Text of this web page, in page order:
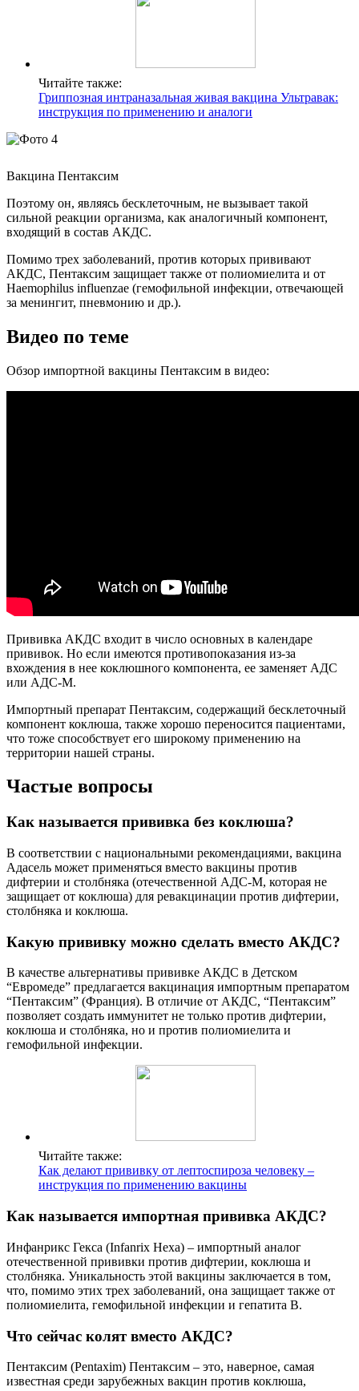
Читайте также:
Гриппозная интраназальная живая вакцина Ультравак:
инструкция по применению и аналоги
Вакцина Пентаксим
Поэтому он, являясь бесклеточным, не вызывает такой
сильной реакции организма, как аналогичный компонент,
входящий в состав АКДС.
Помимо трех заболеваний, против которых прививают
АКДС, Пентаксим защищает также от полиомиелита и от
Haemophilus influenzae (гемофильной инфекции, отвечающей
за менингит, пневмонию и др.).
Видео по теме
Обзор импортной вакцины Пентаксим в видео:
Прививка АКДС входит в число основных в календаре
прививок. Но если имеются противопоказания из-за
вхождения в нее коклюшного компонента, ее заменяет АДС
или АДС-М.
Импортный препарат Пентаксим, содержащий бесклеточный
компонент коклюша, также хорошо переносится пациентами,
что тоже способствует его широкому применению на
территории нашей страны.
Частые вопросы
Как называется прививка без коклюша?
В соответствии с национальными рекомендациями, вакцина
Адасель может применяться вместо вакцины против
дифтерии и столбняка (отечественной АДС-М, которая не
защищает от коклюша) для ревакцинации против дифтерии,
столбняка и коклюша.
Какую прививку можно сделать вместо АКДС?
В качестве альтернативы прививке АКДС в Детском
“Евромеде” предлагается вакцинация импортным препаратом
“Пентаксим” (Франция). В отличие от АКДС, “Пентаксим”
позволяет создать иммунитет не только против дифтерии,
коклюша и столбняка, но и против полиомиелита и
гемофильной инфекции.
Читайте также:
Как делают прививку от лептоспироза человеку –
инструкция по применению вакцины
Как называется импортная прививка АКДС?
Инфанрикс Гекса (Infanrix Hexa) – импортный аналог
отечественной прививки против дифтерии, коклюша и
столбняка. Уникальность этой вакцины заключается в том,
что, помимо этих трех заболеваний, она защищает также от
полиомиелита, гемофильной инфекции и гепатита В.
Что сейчас колят вместо АКДС?
Пентаксим (Pentaxim) Пентаксим – это, наверное, самая
известная среди зарубежных вакцин против коклюша,